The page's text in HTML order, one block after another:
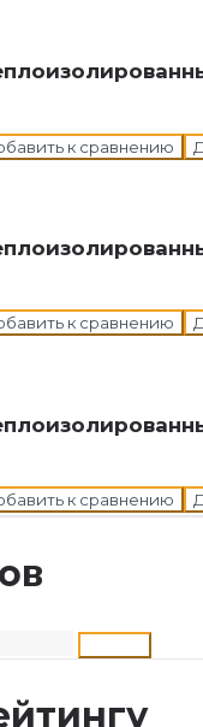
к сравнению
к сравнению
к сравнению